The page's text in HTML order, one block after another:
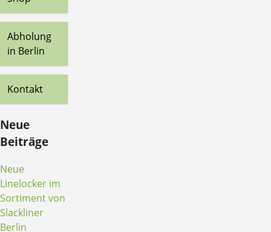
Abholung
in Berlin
Kontakt
Neue
Beiträge
Neue
Linelocker im
Sortiment von
Slackliner
Berlin